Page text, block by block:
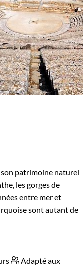
son patrimoine naturel
les gorges de
entre mer et
sont autant de
Adapté aux